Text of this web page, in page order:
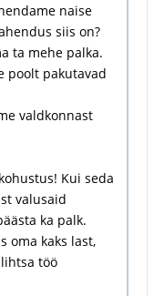
naise
siis on?
ta mehe palka.
poolt pakutavad
valdkonnast
Kui seda
valusaid
ka palk.
oma kaks last,
töö